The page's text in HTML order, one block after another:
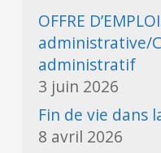
OFFRE
administrative/
administratif
3 juin 2026
Fin de vie dans
8 avril 2026